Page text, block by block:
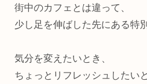
街中のカフェとは違って、
少し足を伸ばした先にある特
気分を変えたいとき、
ちょっとリフレッシュしたい